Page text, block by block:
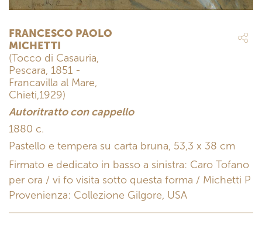
FRANCESCO PAOLO
MICHETTI
(Tocco di Casauria,
Pescara, 1851 -
Francavilla al Mare,
Chieti,1929)
Autoritratto con cappello
1880 c.
Pastello e tempera su carta bruna, 53,3 x 38 cm
Firmato e dedicato in basso a sinistra: Caro Tofano
per ora / vi fo visita sotto questa forma / Michetti P
Provenienza: Collezione Gilgore, USA